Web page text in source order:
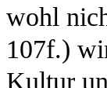
wohl
107f.)
Kultur